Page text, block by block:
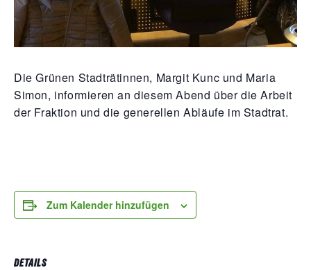
Die Grü­nen Stadt­rä­tin­nen, Mar­git Kunc und Maria
Simon, infor­mie­ren an die­sem Abend über die Arbeit
der Frak­ti­on und die gene­rel­len Abläu­fe im Stadtrat.
Zum Kalender hinzufügen
DETAILS